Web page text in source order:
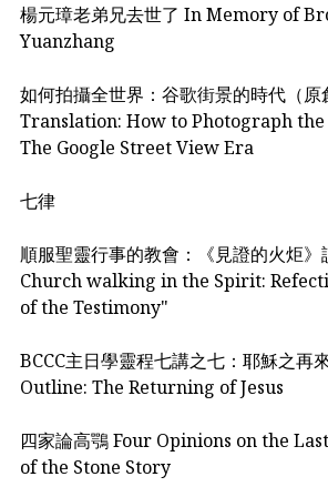
楊元璋老弟兄去世了 In Memory of
Yuanzhang
如何拍攝全世界：谷歌街景的時代（原
Translation: How to Photograph
The Google Street View Era
七律
順服聖靈行事的教會：《見證的火炬
Church walking in the Spirit:
of the Testimony"
BCCC主日學靈程七講之七：耶穌之再
Outline: The Returning of Jesus
四家論高鶚 Four Opinions on the
of the Stone Story